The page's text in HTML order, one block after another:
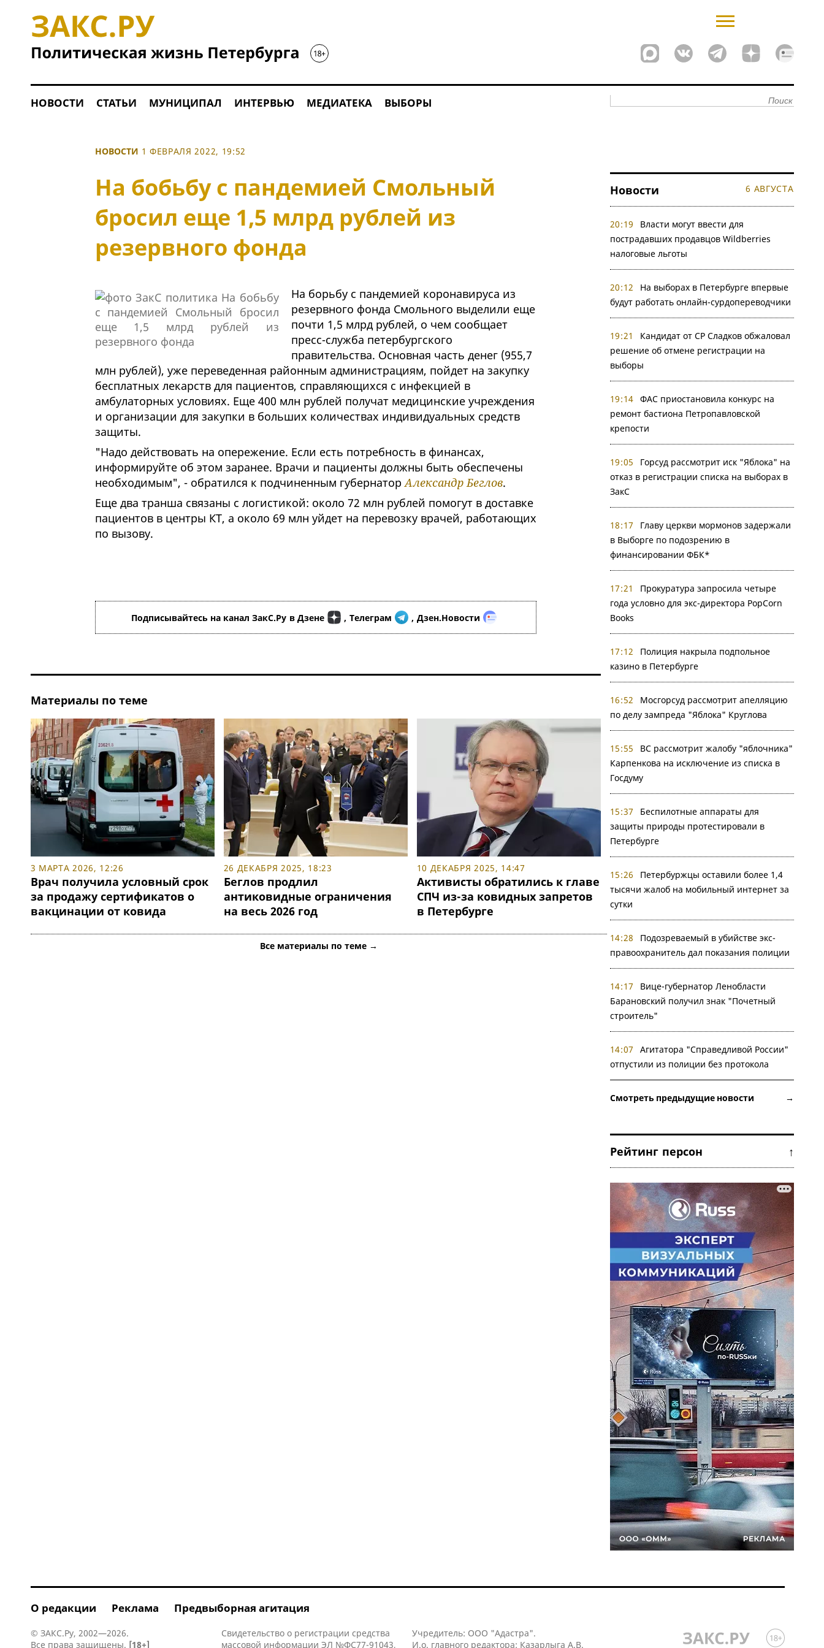
НОВОСТИ СТАТЬИ МУНИЦИПАЛ ИНТЕРВЬЮ МЕДИАТЕКА ВЫБОРЫ
НОВОСТИ 1 ФЕВРАЛЯ 2022, 19:52
На бобьбу с пандемией Смольный
бросил еще 1,5 млрд рублей из
резервного фонда
На борьбу с пандемией коронавируса из
резервного фонда Смольного выделили еще
почти 1,5 млрд рублей, о чем сообщает
пресс-служба петербургского
правительства. Основная часть денег (955,7
млн рублей), уже переведенная районным администрациям, пойдет на закупку
бесплатных лекарств для пациентов, справляющихся с инфекцией в
амбулаторных условиях. Еще 400 млн рублей получат медицинские учреждения
и организации для закупки в больших количествах индивидуальных средств
защиты.
"Надо действовать на опережение. Если есть потребность в финансах,
информируйте об этом заранее. Врачи и пациенты должны быть обеспечены
необходимым", - обратился к подчиненным губернаторАлександр Беглов.
Еще два транша связаны с логистикой: около 72 млн рублей помогут в доставке
пациентов в центры КТ, а около 69 млн уйдет на перевозку врачей, работающих
по вызову.
Подписывайтесь на канал ЗакС.Ру в Дзене , Телеграм , Дзен.Новости
Материалы по теме
3 МАРТА 2026, 12:26
Врач получила условный срок
за продажу сертификатов о
вакцинации от ковида
26 ДЕКАБРЯ 2025, 18:23
Беглов продлил
антиковидные ограничения
на весь 2026 год
10 ДЕКАБРЯ 2025, 14:47
Активисты обратились к главе
СПЧ из-за ковидных запретов
в Петербурге
Все материалы по теме →
Новости 6 АВГУСТА
20:19
Власти могут ввести для
пострадавших продавцов Wildberries
налоговые льготы
20:12
На выборах в Петербурге впервые
будут работать онлайн-сурдопереводчики
19:21
Кандидат от СР Сладков обжаловал
решение об отмене регистрации на
выборы
19:14 ФАС приостановила конкурс на
ремонт бастиона Петропавловской
крепости
19:05
Горсуд рассмотрит иск "Яблока" на
отказ в регистрации списка на выборах в
ЗакС
18:17
Главу церкви мормонов задержали
в Выборге по подозрению в
финансировании ФБК*
17:21
Прокуратура запросила четыре
года условно для экс-директора PopCorn
Books
17:12
Полиция накрыла подпольное
казино в Петербурге
16:52
Мосгорсуд рассмотрит апелляцию
по делу зампреда "Яблока" Круглова
15:55
ВС рассмотрит жалобу "яблочника"
Карпенкова на исключение из списка в
Госдуму
15:37
Беспилотные аппараты для
защиты природы протестировали в
Петербурге
15:26
Петербуржцы оставили более 1,4
тысячи жалоб на мобильный интернет за
сутки
14:28
Подозреваемый в убийстве экс-
правоохранитель дал показания полиции
14:17
Вице-губернатор Ленобласти
Барановский получил знак "Почетный
строитель"
14:07
Агитатора "Справедливой России"
отпустили из полиции без протокола
Смотреть предыдущие новости →
Рейтинг персон ↑
О редакции Реклама Предвыборная агитация
© ЗАКС.Ру, 2002—2026.
Все права защищены. [18+]
Свидетельство о регистрации средства
массовой информации ЭЛ №ФС77-91043,
Учредитель: ООО "Адастра".
И.о. главного редактора: Казарлыга А.В.